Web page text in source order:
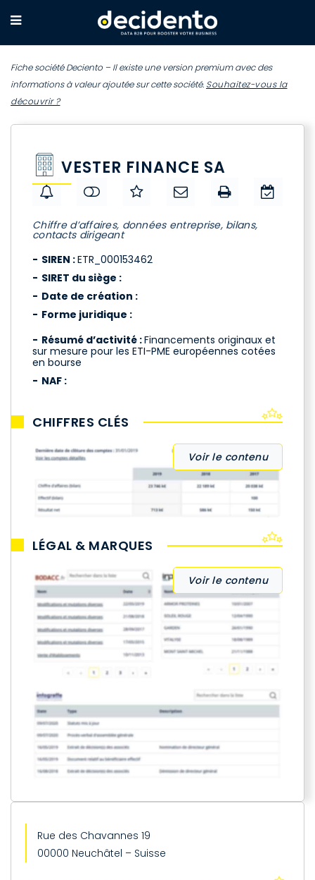
Fiche société Deciento – Il existe une version premium avec des
informations à valeur ajoutée sur cette société. Souhaitez-vous la
découvrir ?
VESTER FINANCE SA
Chiffre d’affaires, données entreprise, bilans,
contacts dirigeant
SIREN :ETR_000153462
SIRET du siège :
Date de création :
Forme juridique :
Résumé d’activité :Financements originaux et
sur mesure pour les ETI-PME européennes cotées
en bourse
NAF :
CHIFFRES CLÉS
Voir le contenu
LÉGAL & MARQUES
Voir le contenu
Rue des Chavannes 19
00000 Neuchâtel – Suisse